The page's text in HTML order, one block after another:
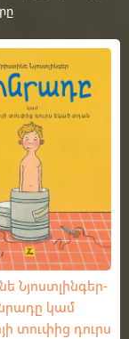
Նյոստլինգեր-
կամ
տուփից դուրս